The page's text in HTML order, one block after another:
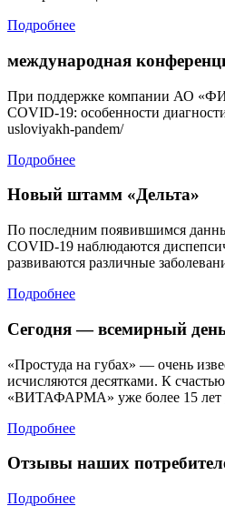
Подробнее
международная
При поддержке компании АО
COVID-19: особенности
usloviyakh-pandem/
Подробнее
Новый штамм «Дельта»
По последним появившимся
COVID-19 наблюдаются
развиваются различные
Подробнее
Сегодня — всемирный
«Простуда на губах» — очень
исчисляются десятками. К
«ВИТАФАРМА» уже более 15 лет
Подробнее
Отзывы наших
Подробнее